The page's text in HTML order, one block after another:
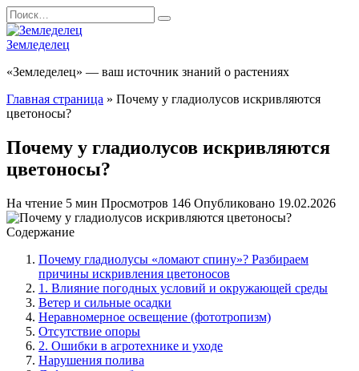
Перейти
к
содержанию
Search
for:
Земледелец
«Земледелец» — ваш источник знаний о растениях
Главная страница » Почему у гладиолусов искривляются
цветоносы?
Почему у гладиолусов искривляются
цветоносы?
На чтение 5 мин Просмотров 146 Опубликовано 19.02.2026
Содержание
Почему гладиолусы «ломают спину»? Разбираем
причины искривления цветоносов
1. Влияние погодных условий и окружающей среды
Ветер и сильные осадки
Неравномерное освещение (фототропизм)
Отсутствие опоры
2. Ошибки в агротехнике и уходе
Нарушения полива